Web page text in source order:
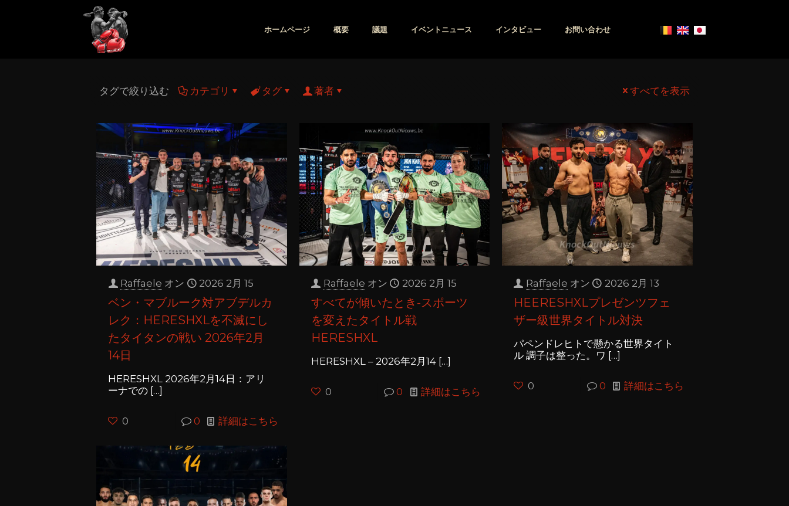
ホームページ 概要 議題 イベントニュース インタビュー お問い合わせ
タグで絞り込む カテゴリ タグ 著者 すべてを表示
Raffaele オン 2026 2月 15
ベン・マブルーク対アブデルカ
レク：HERESHXLを不滅にし
たタイタンの戦い 2026年2月
14日
HERESHXL 2026年2月14日：アリ
ーナでの […]
0 0 詳細はこちら
Raffaele オン 2026 2月 15
すべてが傾いたとき-スポーツ
を変えたタイトル戦
HERESHXL
HERESHXL – 2026年2月14[…]
0 0 詳細はこちら
Raffaele オン 2026 2月 13
HEERESHXLプレゼンツフェ
ザー級世界タイトル対決
パペンドレヒトで懸かる世界タイト
ル 調子は整った。ワ […]
0 0 詳細はこちら